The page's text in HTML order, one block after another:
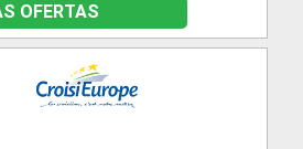
OFERTAS